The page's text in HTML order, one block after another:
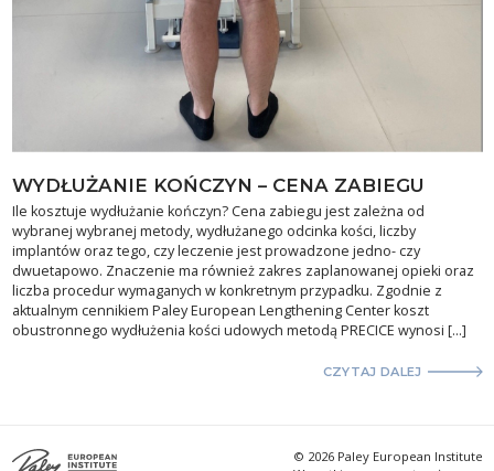
WYDŁUŻANIE KOŃCZYN – CENA ZABIEGU
Ile kosztuje wydłużanie kończyn? Cena zabiegu jest zależna od
wybranej wybranej metody, wydłużanego odcinka kości, liczby
implantów oraz tego, czy leczenie jest prowadzone jedno- czy
dwuetapowo. Znaczenie ma również zakres zaplanowanej opieki oraz
liczba procedur wymaganych w konkretnym przypadku. Zgodnie z
aktualnym cennikiem Paley European Lengthening Center koszt
obustronnego wydłużenia kości udowych metodą PRECICE wynosi […]
CZYTAJ DALEJ
© 2026 Paley European Institute